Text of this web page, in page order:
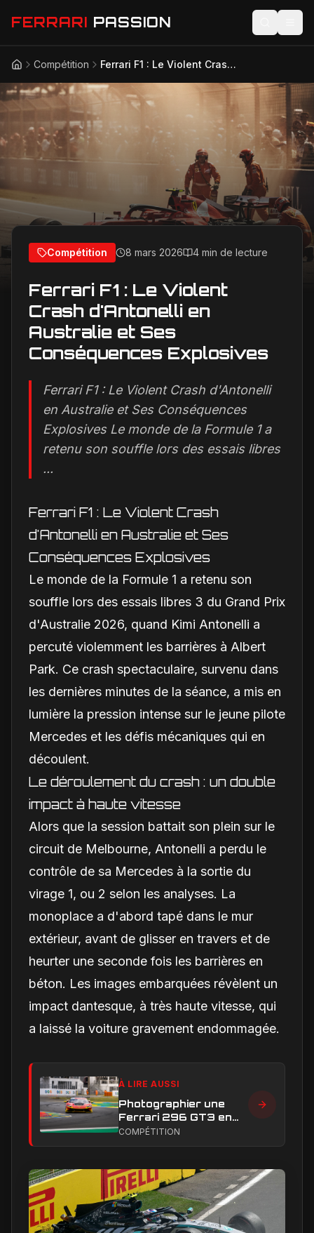
FERRARI PASSION
Actualités
Modèles
Compétition
Technologie
AccueilCompétition Ferrari F1 : Le Violent Crash d'Antonelli en Australie et Ses Conséquences Explosives
Compétition 8 mars 2026 4 min de lecture
Ferrari F1 : Le Violent
Crash d'Antonelli en
Australie et Ses
Conséquences Explosives
Ferrari F1 : Le Violent Crash d'Antonelli
en Australie et Ses Conséquences
Explosives Le monde de la Formule 1 a
retenu son souffle lors des essais libres
...
Ferrari F1 : Le Violent Crash
d'Antonelli en Australie et Ses
Conséquences Explosives
Le monde de la Formule 1 a retenu son
souffle lors des essais libres 3 du Grand Prix
d'Australie 2026, quand Kimi Antonelli a
percuté violemment les barrières à Albert
Park. Ce crash spectaculaire, survenu dans
les dernières minutes de la séance, a mis en
lumière la pression intense sur le jeune pilote
Mercedes et les défis mécaniques qui en
découlent.
Le déroulement du crash : un double
impact à haute vitesse
Alors que la session battait son plein sur le
circuit de Melbourne, Antonelli a perdu le
contrôle de sa Mercedes à la sortie du
virage 1, ou 2 selon les analyses. La
monoplace a d'abord tapé dans le mur
extérieur, avant de glisser en travers et de
heurter une seconde fois les barrières en
béton. Les images embarquées révèlent un
impact dantesque, à très haute vitesse, qui
a laissé la voiture gravement endommagée.
À LIRE AUSSI
Photographier une
Ferrari 296 GT3 en
action : construire une
COMPÉTITION